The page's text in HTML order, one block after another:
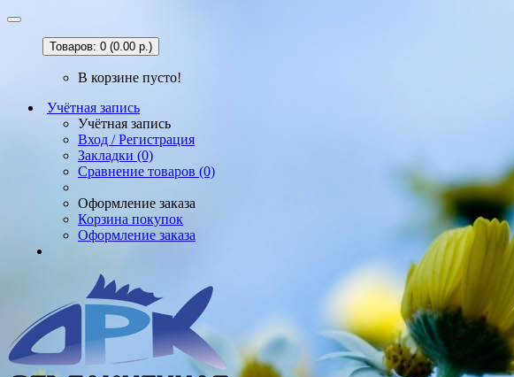
Товаров: 0 (0.00 р.)
В корзине пусто!
Учётная запись
Учётная запись
Вход / Регистрация
Закладки (0)
Сравнение товаров (0)
Оформление заказа
Корзина покупок
Оформление заказа